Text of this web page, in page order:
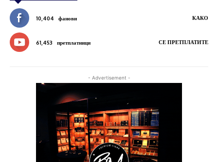
10,404 фанови КАКО
61,453 претплатници СЕ ПРЕТПЛАТИТЕ
- Advertisement -